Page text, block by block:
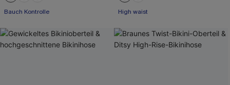
Bauch Kontrolle High waist